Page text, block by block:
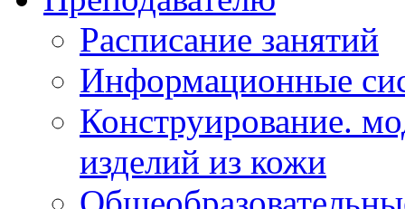
Расписание занятий
Информационные
Конструирование.
изделий из кожи